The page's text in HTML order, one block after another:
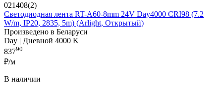
021408(2)
Светодиодная лента RT-A60-8mm 24V Day4000 CRI98 (7.2
W/m, IP20, 2835, 5m) (Arlight, Открытый)
Произведено в Беларуси
Day | Дневной 4000 K
83790
₽/м
В наличии